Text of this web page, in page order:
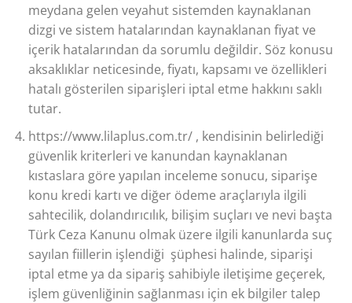
meydana gelen veyahut sistemden kaynaklanan
dizgi ve sistem hatalarından kaynaklanan fiyat ve
içerik hatalarından da sorumlu değildir. Söz konusu
aksaklıklar neticesinde, fiyatı, kapsamı ve özellikleri
hatalı gösterilen siparişleri iptal etme hakkını saklı
tutar.
https://www.lilaplus.com.tr/ , kendisinin belirlediği
güvenlik kriterleri ve kanundan kaynaklanan
kıstaslara göre yapılan inceleme sonucu, siparişe
konu kredi kartı ve diğer ödeme araçlarıyla ilgili
sahtecilik, dolandırıcılık, bilişim suçları ve nevi başta
Türk Ceza Kanunu olmak üzere ilgili kanunlarda suç
sayılan fiillerin işlendiği şüphesi halinde, siparişi
iptal etme ya da sipariş sahibiyle iletişime geçerek,
işlem güvenliğinin sağlanması için ek bilgiler talep